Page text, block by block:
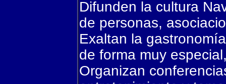
Difunden la cultura
de personas,
Exaltan la
de forma muy
Organizan